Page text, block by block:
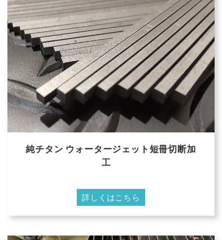
純チタン ウォータージェット短冊切断加
工
詳しくはこちら